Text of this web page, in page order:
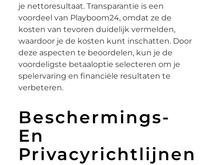
je nettoresultaat. Transparantie is een
voordeel van Playboom24, omdat ze de
kosten van tevoren duidelijk vermelden,
waardoor je de kosten kunt inschatten. Door
deze aspecten te beoordelen, kun je de
voordeligste betaaloptie selecteren om je
spelervaring en financiële resultaten te
verbeteren.
Beschermings-
En
Privacyrichtlijnen